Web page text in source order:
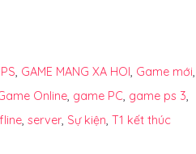
, GAME MANG XA HOI, Game mới,
Online, game PC, game ps 3,
, server, Sự kiện, T1 kết thúc